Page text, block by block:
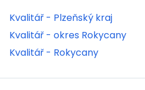
Kvalitář - Plzeňský kraj
Kvalitář - okres Rokycany
Kvalitář - Rokycany